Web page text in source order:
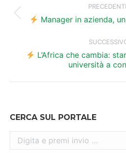
tra
Post
Manager in azienda,
post:
L’Africa che cambia:
università a
CERCA SUL PORTALE
Cerca: